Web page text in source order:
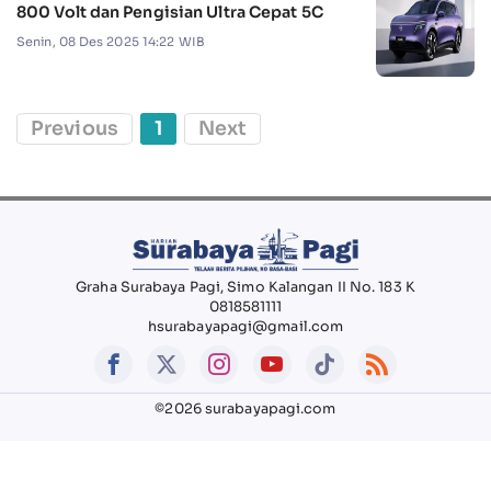
800 Volt dan Pengisian Ultra Cepat 5C
Senin, 08 Des 2025 14:22 WIB
Previous 1 Next
Graha Surabaya Pagi, Simo Kalangan II No. 183 K
0818581111
hsurabayapagi@gmail.com
©2026 surabayapagi.com